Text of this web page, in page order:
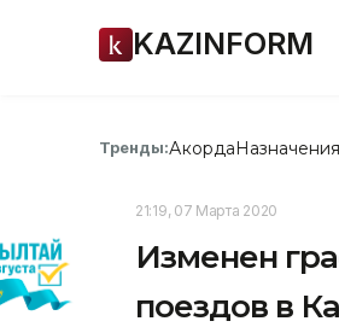
KAZINFORM
Тренды:АкордаНазначения
21:19, 07 Марта 2020
Изменен
поездов в